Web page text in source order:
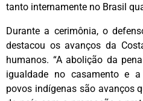
tanto internamente no Brasil
Durante a cerimônia, o
destacou os avanços da
humanos. “A abolição da
igualdade no casamento e
povos indígenas são avanços